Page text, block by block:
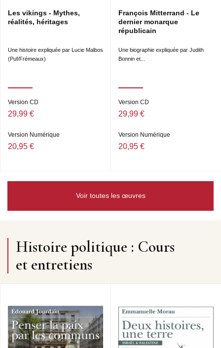
Les vikings - Mythes,
réalités, héritages
Une histoire expliquée par Lucie Malbos
(Puf/Frémeaux)
Version CD
29,99 €
Version Numérique
20,95 €
François Mitterrand - Le
dernier monarque
républicain
Une biographie expliquée par Judith
Bonnin et...
Version CD
29,99 €
Version Numérique
20,95 €
Voir toutes les œuvres
Histoire politique : Cours
et entretiens